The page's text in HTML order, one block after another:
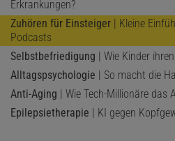
Erkrankungen?
Zuhören für Einsteiger | Kleine
Podcasts
Selbstbefriedigung | Wie Kinder
Alltagspsychologie | So macht die
Anti-Aging | Wie Tech-Millionäre das
Epilepsietherapie | KI gegen